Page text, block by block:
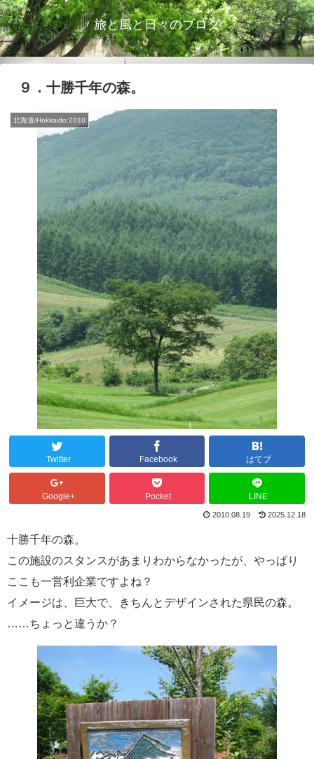
旅と風と日々のブログ
９．十勝千年の森。
北海道/Hokkaido:2010
Twitter Facebook はてブ
Google+ Pocket LINE
2010.08.19 2025.12.18
十勝千年の森。
この施設のスタンスがあまりわからなかったが、やっぱり
ここも一営利企業ですよね？
イメージは、巨大で、きちんとデザインされた県民の森。
……ちょっと違うか？